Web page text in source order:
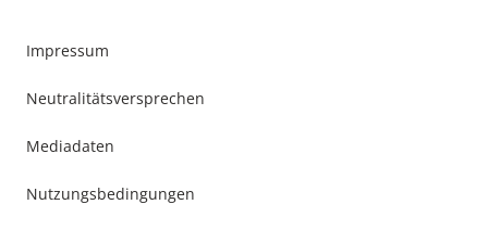
Impressum
Neutralitätsversprechen
Mediadaten
Nutzungsbedingungen